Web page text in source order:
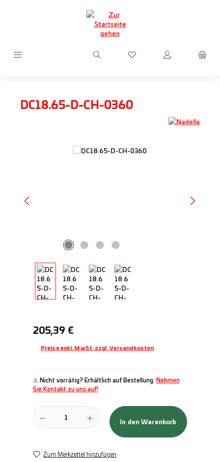
Du hast 0 Produkte auf
DC18.65-D-CH-0360
Bildergalerie überspringen
Regulärer Preis:
205,39 €
Preise exkl. MwSt. zzgl. Versandkosten
⚠ Nicht vorrätig? Erhältlich auf Bestellung. Nehmen
Sie Kontakt zu uns auf!
Produkt Anzahl: Gib den gewünschten Wert ein oder benutze die
In den Warenkorb
Zum Merkzettel hinzufügen